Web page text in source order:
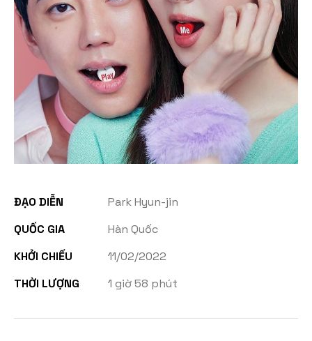
Việt Nam
ĐẠO DIỄN
Park Hyun-jin
QUỐC GIA
Hàn Quốc
KHỞI CHIẾU
11/02/2022
THỜI LƯỢNG
1 giờ 58 phút